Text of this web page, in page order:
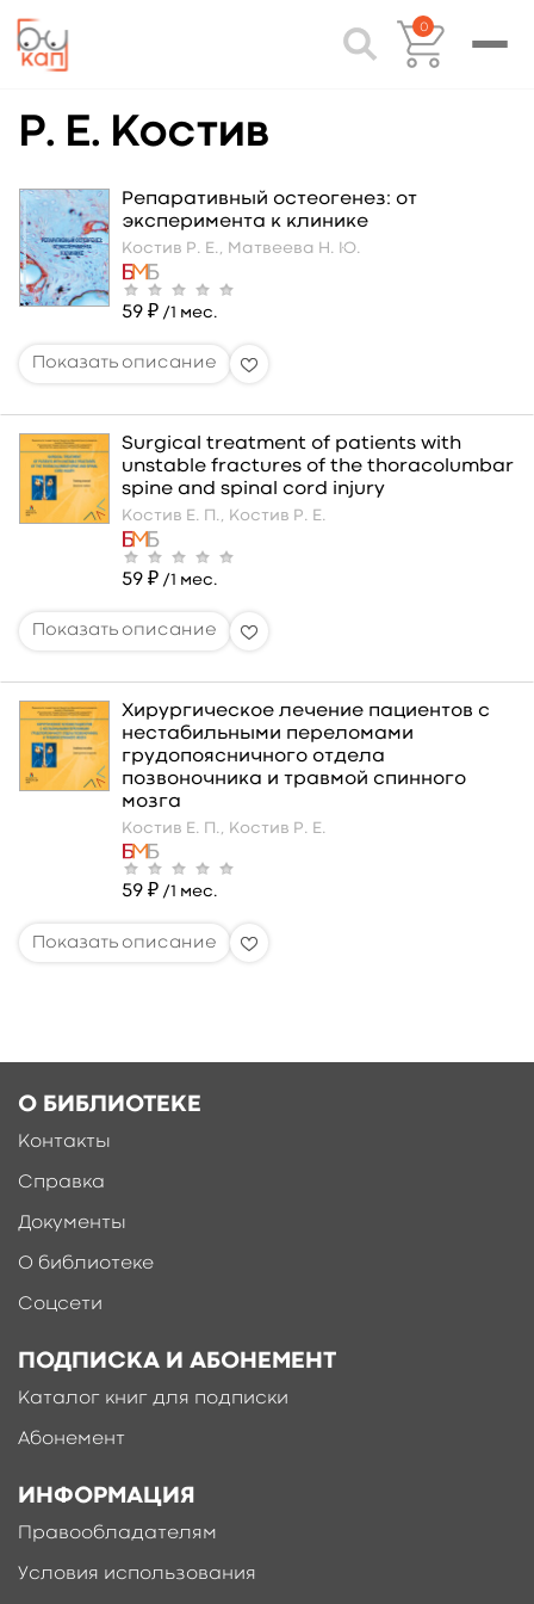
0
Р. Е. Костив
Репаративный остеогенез: от
эксперимента к клинике
Костив Р. Е., Матвеева Н. Ю.
59 ₽ /1 мес.
Surgical treatment of patients with
unstable fractures of the thoracolumbar
spine and spinal cord injury
Костив Е. П., Костив Р. Е.
59 ₽ /1 мес.
Хирургическое лечение пациентов с
нестабильными переломами
грудопоясничного отдела
позвоночника и травмой спинного
мозга
Костив Е. П., Костив Р. Е.
59 ₽ /1 мес.
О БИБЛИОТЕКЕ
Контакты
Справка
Документы
О библиотеке
Соцсети
ПОДПИСКА И АБОНЕМЕНТ
Каталог книг для подписки
Абонемент
ИНФОРМАЦИЯ
Правообладателям
Условия использования